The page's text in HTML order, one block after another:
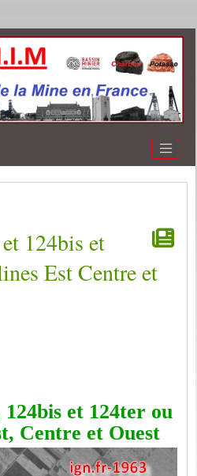
124bis et
Est Centre et
et 124ter ou
Centre et Ouest